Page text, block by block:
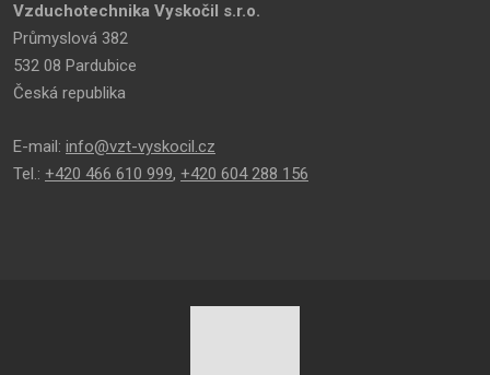
Vzduchotechnika Vyskočil s.r.o.
Průmyslová 382
532 08 Pardubice
Česká republika
E-mail: info@vzt-vyskocil.cz
Tel.: +420 466 610 999, +420 604 288 156